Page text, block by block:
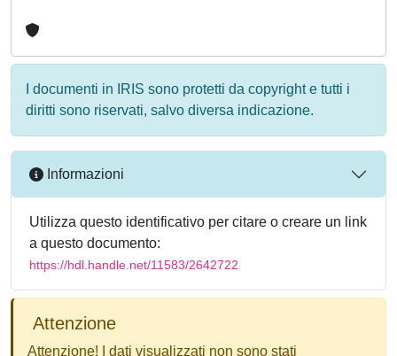
I documenti in IRIS sono protetti da copyright e tutti i
diritti sono riservati, salvo diversa indicazione.
Informazioni
Utilizza questo identificativo per citare o creare un link
a questo documento:
https://hdl.handle.net/11583/2642722
Attenzione
Attenzione! I dati visualizzati non sono stati